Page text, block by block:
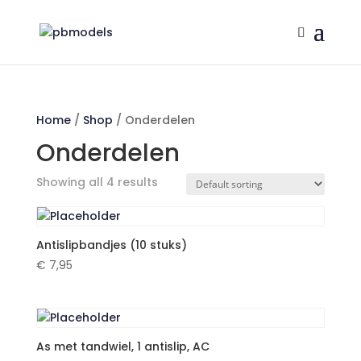
Home/ Shop / Onderdelen
Onderdelen
Showing all 4 results
Antislipbandjes (10 stuks)
€ 7,95
As met tandwiel, 1 antislip, AC